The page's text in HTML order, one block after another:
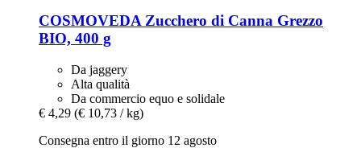
COSMOVEDA Zucchero di Canna Grezzo
BIO, 400 g
Da jaggery
Alta qualità
Da commercio equo e solidale
€ 4,29 (€ 10,73 / kg)
Consegna entro il giorno 12 agosto